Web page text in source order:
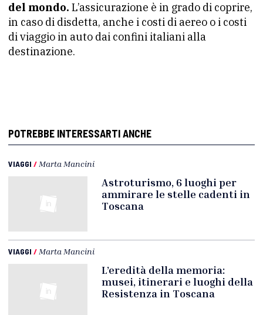
del mondo. L’assicurazione è in grado di coprire,
in caso di disdetta, anche i costi di aereo o i costi
di viaggio in auto dai confini italiani alla
destinazione.
POTREBBE INTERESSARTI ANCHE
VIAGGI / Marta Mancini
Astroturismo, 6 luoghi per
ammirare le stelle cadenti in
Toscana
VIAGGI / Marta Mancini
L’eredità della memoria:
musei, itinerari e luoghi della
Resistenza in Toscana